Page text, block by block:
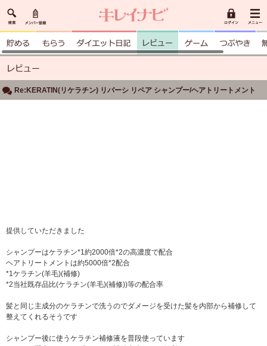
Re:KERATIN(リケラチン) リバーシ リペア シャンプー/ヘアトリートメント
提供していただきました
シャンプーはケラチン*1約2000倍*2の高濃度で配合
ヘアトリートメントは約5000倍*2配合
*1ケラチン(羊毛)(補修)
*2当社既存品比(ケラチン(羊毛)(補修))等の配合率
髪と同じ主成分のケラチンで洗うのでダメージを受けた髪を内部から補修して
整えてくれるそうです
シャンプー後に使うケラチン補修液を普段使っています